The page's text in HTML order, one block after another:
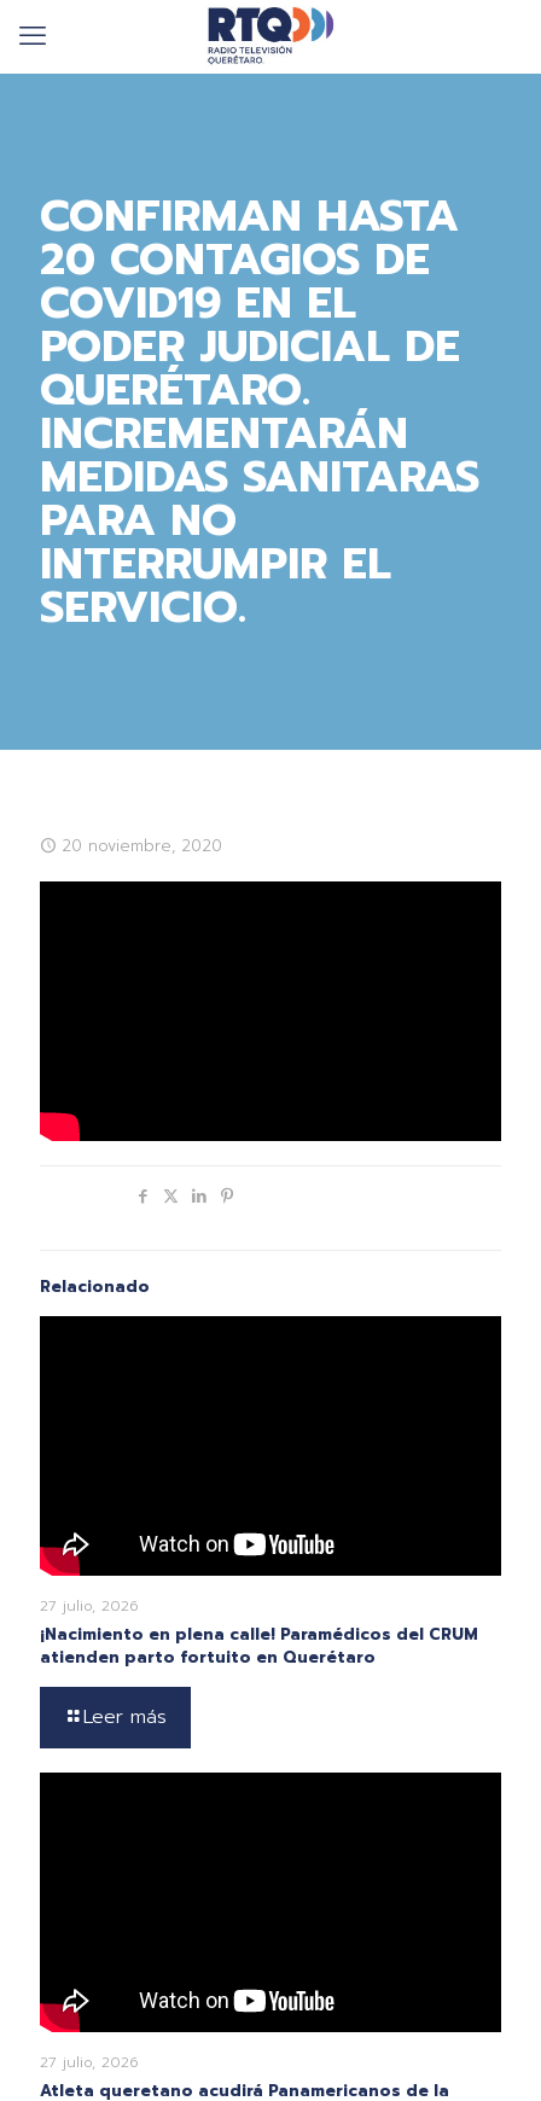
CONFIRMAN HASTA
20 CONTAGIOS DE
COVID19 EN EL
PODER JUDICIAL DE
QUERÉTARO.
INCREMENTARÁN
MEDIDAS SANITARAS
PARA NO
INTERRUMPIR EL
SERVICIO.
20 noviembre, 2020
Relacionado
27 julio, 2026
¡Nacimiento en plena calle! Paramédicos del CRUM
atienden parto fortuito en Querétaro
Leer más
27 julio, 2026
Atleta queretano acudirá Panamericanos de la